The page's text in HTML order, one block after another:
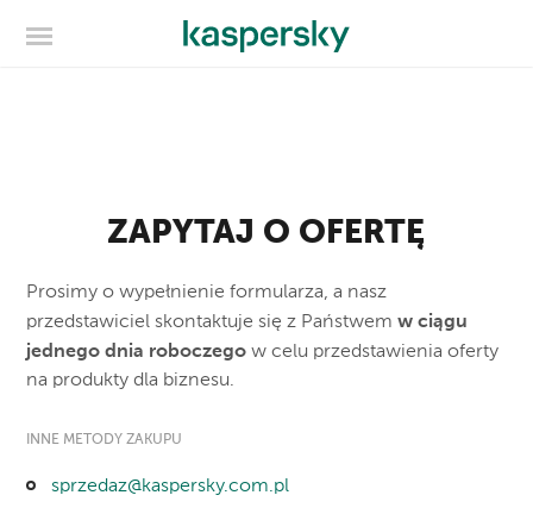
ZAPYTAJ O OFERTĘ
Prosimy o wypełnienie formularza, a nasz
przedstawiciel skontaktuje się z Państwemw ciągu
jednego dnia roboczego w celu przedstawienia oferty
na produkty dla biznesu.
INNE METODY ZAKUPU
sprzedaz@kaspersky.com.pl